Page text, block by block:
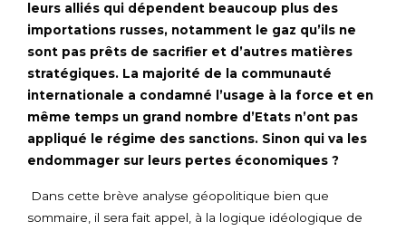
leurs alliés qui dépendent beaucoup plus des
importations russes, notamment le gaz qu’ils ne
sont pas prêts de sacrifier et d’autres matières
stratégiques. La majorité de la communauté
internationale a condamné l’usage à la force et en
même temps un grand nombre d’Etats n’ont pas
appliqué le régime des sanctions. Sinon qui va les
endommager sur leurs pertes économiques ?
Dans cette brève analyse géopolitique bien que
sommaire, il sera fait appel, à la logique idéologique de